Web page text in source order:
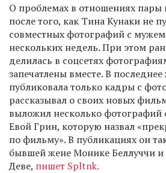
О проблемах в отношениях пары
после того, как Тина Кунаки не
совместных фотографий с
нескольких недель. При этом
делилась в соцсетях
запечатлены вместе. В
публиковала только кадры с
рассказывал о своих новых
выложил несколько фотографий
Евой Грин, которую назвал
по фильму». В публикациях он
бывшей жене Монике Беллуччи
Деве, пишет Spltnk.